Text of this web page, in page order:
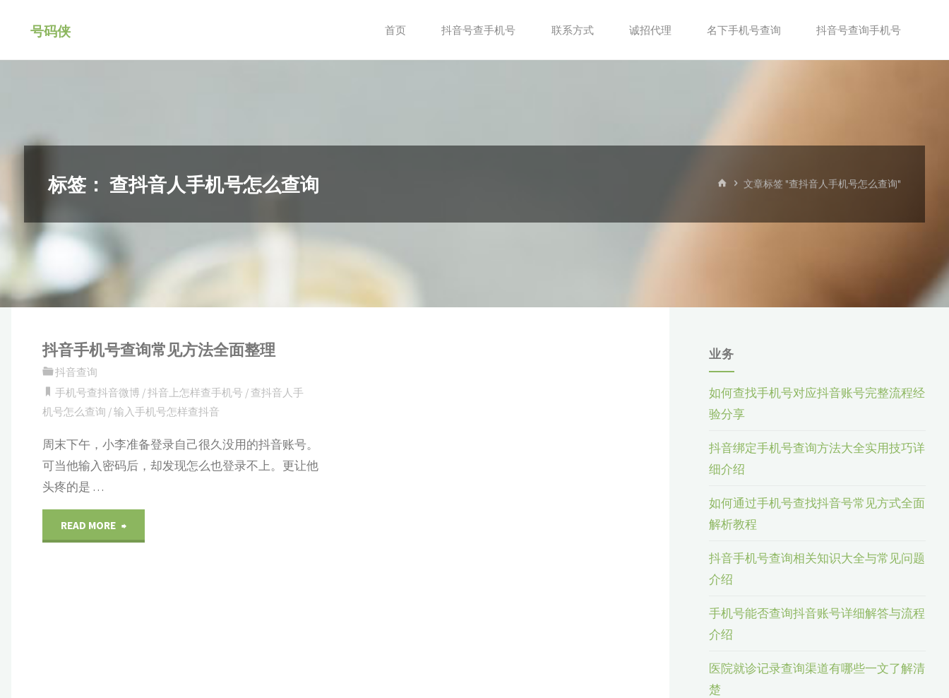
号码侠 首页 抖音号查手机号 联系方式 诚招代理 名下手机号查询 抖音号查询手机号
标签： 查抖音人手机号怎么查询
首 文章标签 "查抖音人手机号怎么查询"
抖音手机号查询常见方法全面整理
抖音查询
手机号查抖音微博 /抖音上怎样查手机号 /查抖音人手
机号怎么查询 /输入手机号怎样查抖音
周末下午，小李准备登录自己很久没用的抖音账号。
可当他输入密码后，却发现怎么也登录不上。更让他
头疼的是 …
READ MORE "抖
业务
如何查找手机号对应抖音账号完整流程经
验分享
抖音绑定手机号查询方法大全实用技巧详
细介绍
如何通过手机号查找抖音号常见方式全面
解析教程
抖音手机号查询相关知识大全与常见问题
介绍
手机号能否查询抖音账号详细解答与流程
介绍
医院就诊记录查询渠道有哪些一文了解清
楚